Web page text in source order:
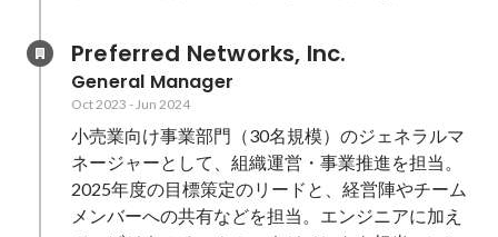
Preferred Networks, Inc.
General Manager
Oct 2023 -Jun 2024
小売業向け事業部門（30名規模）のジェネラルマ
ネージャーとして、組織運営・事業推進を担当。
2025年度の目標策定のリードと、経営陣やチーム
メンバーへの共有などを担当。エンジニアに加え